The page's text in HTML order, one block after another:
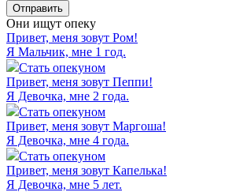
Они ищут опеку
Привет, меня зовут Ром!
Я Мальчик, мне 1 год.
Стать опекуном
Привет, меня зовут Пеппи!
Я Девочка, мне 2 года.
Стать опекуном
Привет, меня зовут Маргоша!
Я Девочка, мне 4 года.
Стать опекуном
Привет, меня зовут Капелька!
Я Девочка, мне 5 лет.